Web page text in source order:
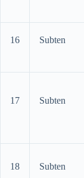
16 Subten
17 Subten
18 Subten